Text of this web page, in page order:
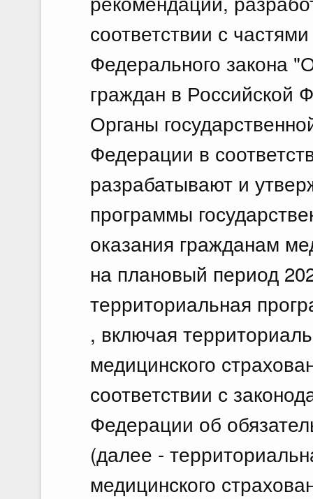
соответствии с
Федерального закона
граждан в Российской
Органы
Федерации в
разрабатывают и
программы
оказания гражданам
на плановый период
территориальная
, включая
медицинского
соответствии с
Федерации об
(далее -
медицинского